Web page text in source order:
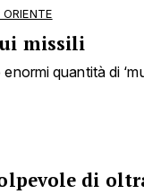
missili
quantità di
di